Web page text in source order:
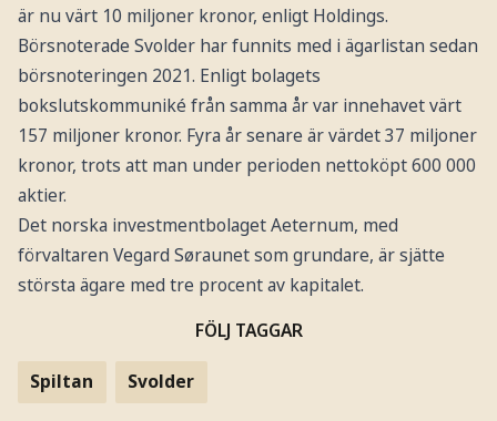
är nu värt 10 miljoner kronor, enligt Holdings.
Börsnoterade Svolder har funnits med i ägarlistan sedan
börsnoteringen 2021. Enligt bolagets
bokslutskommuniké från samma år var innehavet värt
157 miljoner kronor. Fyra år senare är värdet 37 miljoner
kronor, trots att man under perioden nettoköpt 600 000
aktier.
Det norska investmentbolaget Aeternum, med
förvaltaren Vegard Søraunet som grundare, är sjätte
största ägare med tre procent av kapitalet.
FÖLJ TAGGAR
Spiltan Svolder